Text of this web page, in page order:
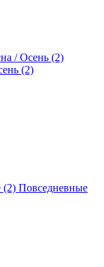
/ Осень (2)
(2)
(2) Повседневные